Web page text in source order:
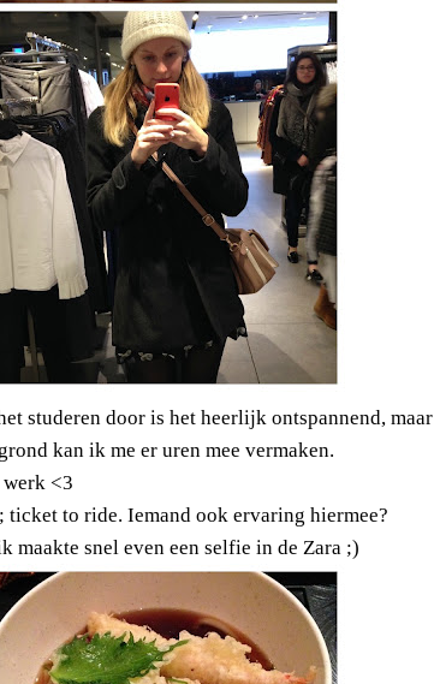
studeren door is het heerlijk ontspannend, maar
kan ik me er uren mee vermaken.
<3
to ride. Iemand ook ervaring hiermee?
maakte snel even een selfie in de Zara ;)